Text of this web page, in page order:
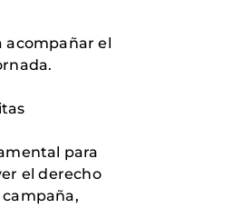
acompañar el
para
el derecho